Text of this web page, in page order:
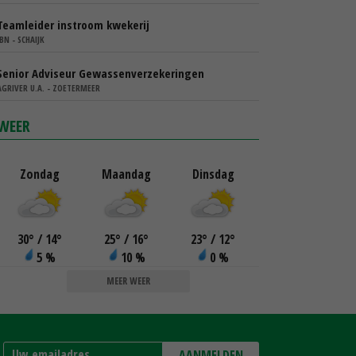
instroom kwekerij
- SCHAIJK
Adviseur Gewassenverzekeringen
U.A. - ZOETERMEER
Zondag
30° / 14°
5 %
Maandag
25° / 16°
10 %
Dinsdag
23° / 12°
0 %
MEER WEER